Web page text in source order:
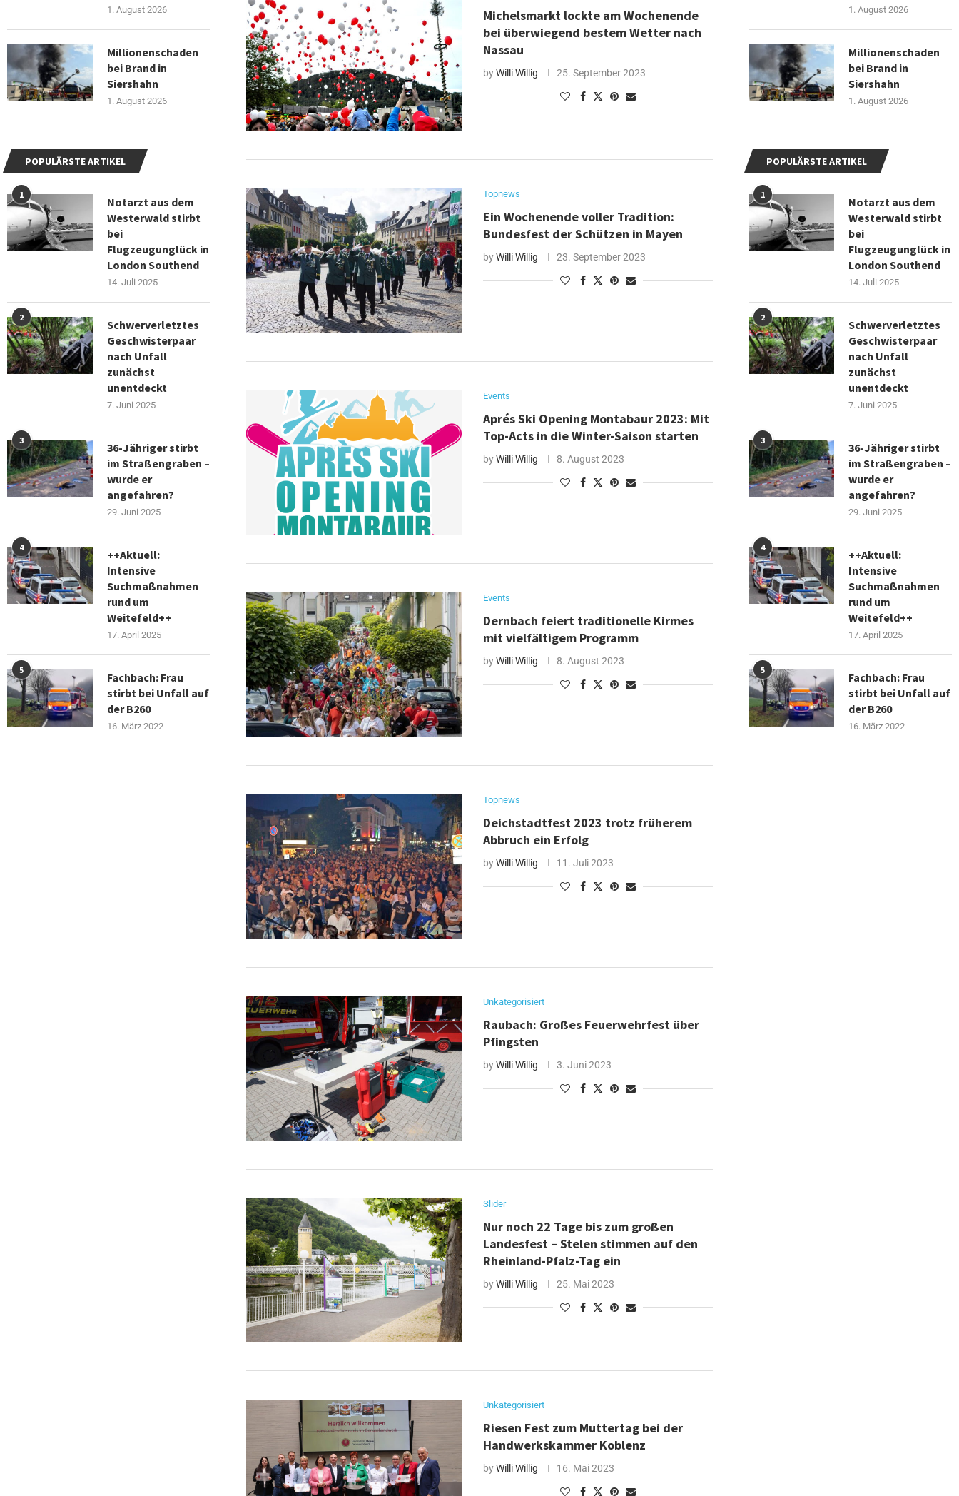
Michelsmarkt lockte am Wochenende
bei überwiegend bestem Wetter nach
Nassau
byWilli Willig 25. September 2023
Topnews
Ein Wochenende voller Tradition:
Bundesfest der Schützen in Mayen
byWilli Willig 23. September 2023
Events
Aprés Ski Opening Montabaur 2023: Mit
Top-Acts in die Winter-Saison starten
byWilli Willig 8. August 2023
Events
Dernbach feiert traditionelle Kirmes
mit vielfältigem Programm
byWilli Willig 8. August 2023
Topnews
Deichstadtfest 2023 trotz früherem
Abbruch ein Erfolg
byWilli Willig 11. Juli 2023
Unkategorisiert
Raubach: Großes Feuerwehrfest über
Pfingsten
byWilli Willig 3. Juni 2023
Slider
Nur noch 22 Tage bis zum großen
Landesfest – Stelen stimmen auf den
Rheinland-Pfalz-Tag ein
byWilli Willig 25. Mai 2023
Unkategorisiert
Riesen Fest zum Muttertag bei der
Handwerkskammer Koblenz
byWilli Willig 16. Mai 2023
1. August 2026
Millionenschaden
bei Brand in
Siershahn
1. August 2026
POPULÄRSTE ARTIKEL
1
Notarzt aus dem
Westerwald stirbt
bei
Flugzeugunglück in
London Southend
14. Juli 2025
2
Schwerverletztes
Geschwisterpaar
nach Unfall
zunächst
unentdeckt
7. Juni 2025
3
36-Jähriger stirbt
im Straßengraben –
wurde er
angefahren?
29. Juni 2025
4
++Aktuell:
Intensive
Suchmaßnahmen
rund um
Weitefeld++
17. April 2025
5
Fachbach: Frau
stirbt bei Unfall auf
der B260
16. März 2022
1. August 2026
Millionenschaden
bei Brand in
Siershahn
1. August 2026
POPULÄRSTE ARTIKEL
1
Notarzt aus dem
Westerwald stirbt
bei
Flugzeugunglück in
London Southend
14. Juli 2025
2
Schwerverletztes
Geschwisterpaar
nach Unfall
zunächst
unentdeckt
7. Juni 2025
3
36-Jähriger stirbt
im Straßengraben –
wurde er
angefahren?
29. Juni 2025
4
++Aktuell:
Intensive
Suchmaßnahmen
rund um
Weitefeld++
17. April 2025
5
Fachbach: Frau
stirbt bei Unfall auf
der B260
16. März 2022